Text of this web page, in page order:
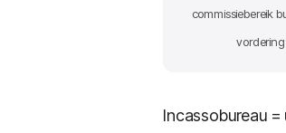
commissiebereik
vordering
Incassobureau